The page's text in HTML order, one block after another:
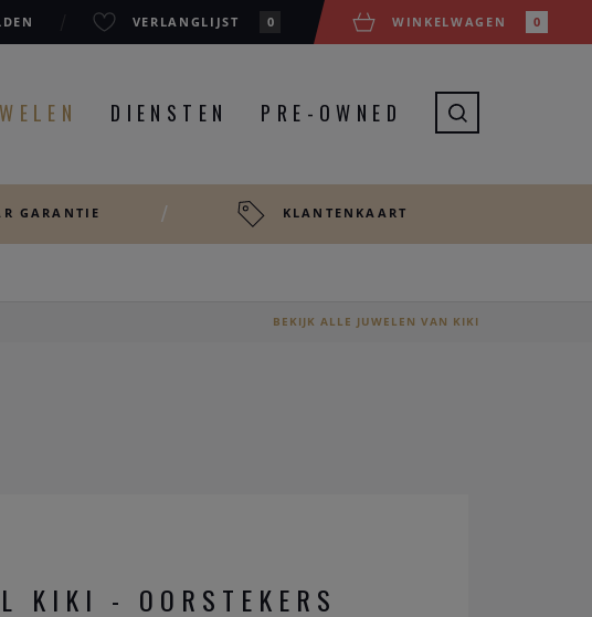
VERLANGLIJST 0 WINKELWAGEN 0
DIENSTEN PRE-OWNED
GARANTIE KLANTENKAART
BEKIJK ALLE JUWELEN VAN KIKI
KIKI - OORSTEKERS